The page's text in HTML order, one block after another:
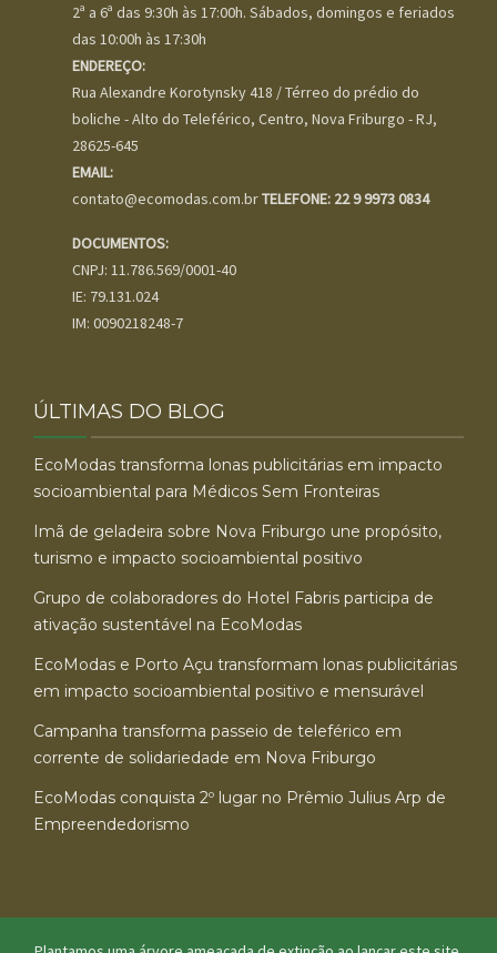
2ª a 6ª das 9:30h às 17:00h. Sábados, domingos e feriados
das 10:00h às 17:30h
ENDEREÇO:
Rua Alexandre Korotynsky 418 / Térreo do prédio do
boliche - Alto do Teleférico, Centro, Nova Friburgo - RJ,
28625-645
EMAIL:
contato@ecomodas.com.brTELEFONE: 22 9 9973 0834
DOCUMENTOS:
CNPJ: 11.786.569/0001-40
IE: 79.131.024
IM: 0090218248-7
ÚLTIMAS DO BLOG
EcoModas transforma lonas publicitárias em impacto
socioambiental para Médicos Sem Fronteiras
Imã de geladeira sobre Nova Friburgo une propósito,
turismo e impacto socioambiental positivo
Grupo de colaboradores do Hotel Fabris participa de
ativação sustentável na EcoModas
EcoModas e Porto Açu transformam lonas publicitárias
em impacto socioambiental positivo e mensurável
Campanha transforma passeio de teleférico em
corrente de solidariedade em Nova Friburgo
EcoModas conquista 2º lugar no Prêmio Julius Arp de
Empreendedorismo